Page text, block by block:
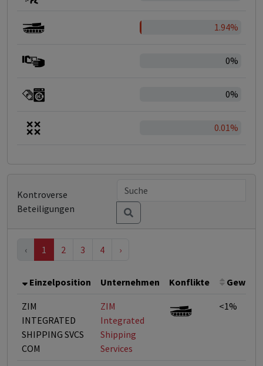
1.94%
0%
0%
0.01%
Kontroverse
Beteiligungen
‹ 1 2 3 4 ›
Einzelposition Unternehmen Konflikte
ZIM
INTEGRATED
SHIPPING SVCS
COM
ZIM
Integrated
Shipping
Services
<1%